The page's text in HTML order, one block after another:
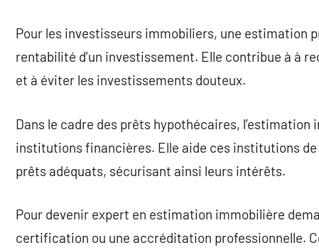
Pour les investisseurs immobiliers, une estimation
rentabilité d’un investissement. Elle contribue à à
et à éviter les investissements douteux.
Dans le cadre des prêts hypothécaires,
institutions financières. Elle aide ces institutions
prêts adéquats, sécurisant ainsi leurs intérêts.
Pour devenir expert en estimation immobilière
certification ou une accréditation professionnelle.